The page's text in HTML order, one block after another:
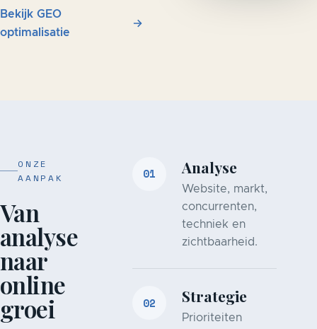
Bekijk GEO
optimalisatie
ONZE
AANPAK
Van
analyse
naar
online
groei
01 Analyse
Website, markt,
concurrenten,
techniek en
zichtbaarheid.
02 Strategie
Prioriteiten